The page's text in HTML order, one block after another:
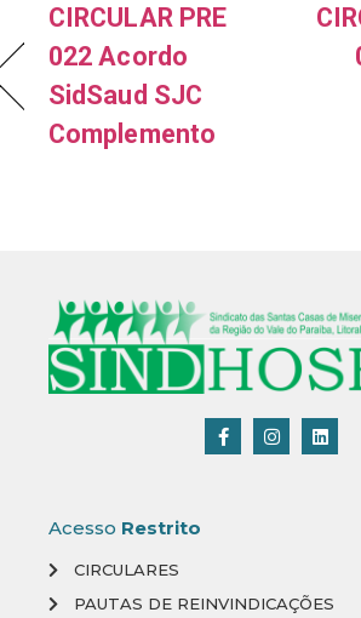
CIRCULAR PRE
022 Acordo
SidSaud SJC
Complemento
Acesso Restrito
CIRCULARES
PAUTAS DE REINVINDICAÇÕES